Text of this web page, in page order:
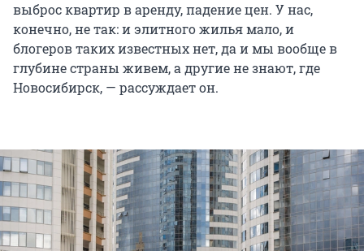
выброс квартир в аренду, падение цен. У нас,
конечно, не так: и элитного жилья мало, и
блогеров таких известных нет, да и мы вообще в
глубине страны живем, а другие не знают, где
Новосибирск, — рассуждает он.